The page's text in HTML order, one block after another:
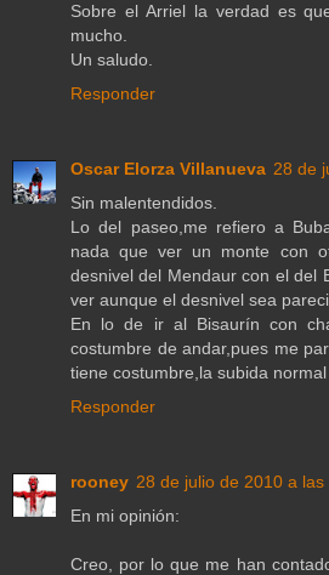
Sobre el Arriel la verdad es
mucho.
Un saludo.
Responder
Oscar Elorza Villanueva 28 de
Sin malentendidos.
Lo del paseo,me refiero a
nada que ver un monte con
desnivel del Mendaur con el del
ver aunque el desnivel sea
En lo de ir al Bisaurín con
costumbre de andar,pues me
tiene costumbre,la subida normal
Responder
rooney 28 de julio de 2010 a las
En mi opinión:
Creo, por lo que me han